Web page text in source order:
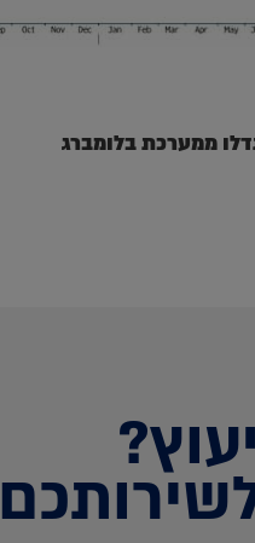
ממערכת בלומברג